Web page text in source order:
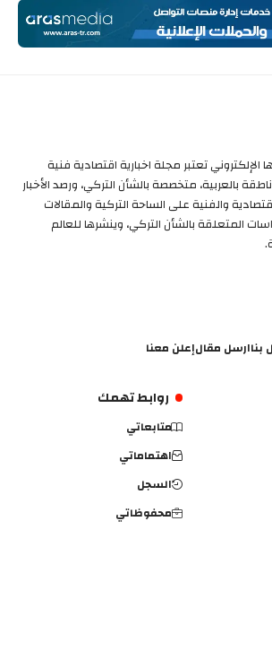
تعتبر مجلة اخبارية اقتصادية فنية
بالعربية، متخصصة بالشأن التركي، ورصد الأخبار
والفنية على الساحة التركية والمقالات
المتعلقة بالشأن التركي، وينشرها للعالم
بناارسل مقالإعلن معنا
روابط تهمك
متابعاتي
اهتماماتي
السجل
محفوظاتي